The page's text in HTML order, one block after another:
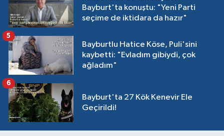
Bayburt'ta konuştu: "Yeni Parti
seçime de iktidara da hazır"
Bayburtlu Hatice Köse, Puli'sini
kaybetti: "Evladım gibiydi, çok
ağladım"
5
Bayburt'ta 27 Kök Kenevir Ele
Geçirildi!
6